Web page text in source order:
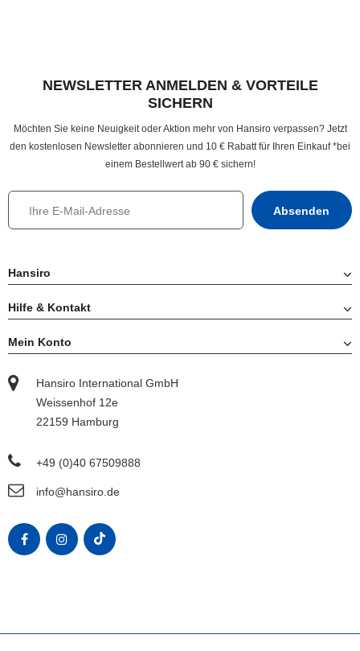
NEWSLETTER ANMELDEN & VORTEILE
SICHERN
Möchten Sie keine Neuigkeit oder Aktion mehr von Hansiro verpassen? Jetzt
den kostenlosen Newsletter abonnieren und 10 € Rabatt für Ihren Einkauf *bei
einem Bestellwert ab 90 € sichern!
Hansiro
Hilfe & Kontakt
Mein Konto
Hansiro International GmbH
Weissenhof 12e
22159 Hamburg
+49 (0)40 67509888
info@hansiro.de